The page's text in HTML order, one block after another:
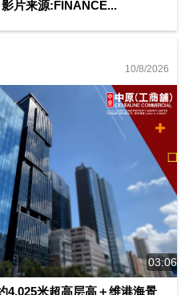
片来源:FINANCE...
10/8/2026
03:06
4.025米超高层高＋维港海景